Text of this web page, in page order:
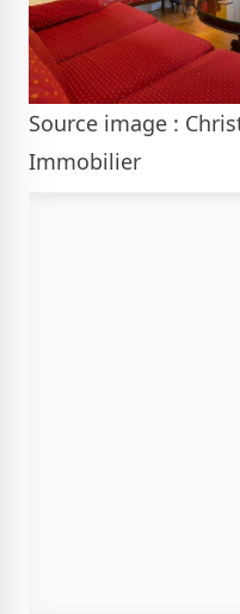
Source image :
Immobilier